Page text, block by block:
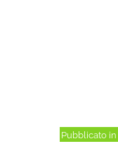
Pubblicato in